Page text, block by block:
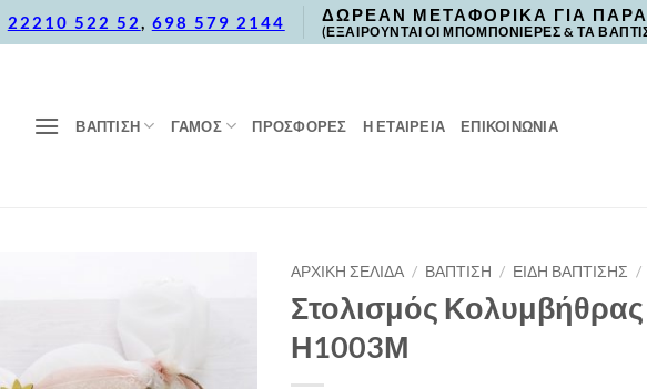
22210 522 52, 698 579 2144 ΔΩΡΕΑΝ ΜΕΤΑΦΟΡΙΚΑ ΓΙΑ
(ΕΞΑΙΡΟΥΝΤΑΙ ΟΙ ΜΠΟΜΠΟΝΙΕΡΕΣ & ΤΑ
ΒΑΠΤΙΣΗ ΓΑΜΟΣ ΠΡΟΣΦΟΡΈΣ Η ΕΤΑΙΡΕΙΑ ΕΠΙΚΟΙΝΩΝΙΑ
ΑΡΧΙΚΉ ΣΕΛΊΔΑ / ΒΑΠΤΙΣΗ / ΕΙΔΗ ΒΑΠΤΙΣΗΣ /
Στολισμός
Η1003Μ